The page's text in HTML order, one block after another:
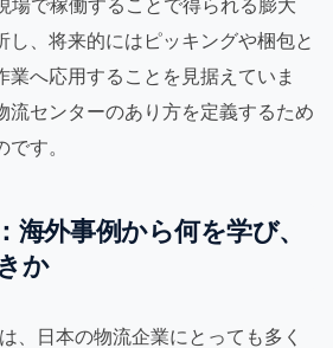
場で稼働することで得られる膨大
し、将来的にはピッキングや梱包と
業へ応用することを見据えていま
流センターのあり方を定義するため
す。
海外事例から何を学び、
か
、日本の物流企業にとっても多く